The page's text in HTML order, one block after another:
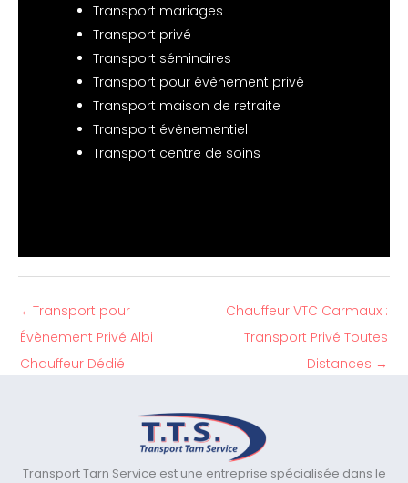
Transport mariages
Transport privé
Transport séminaires
Transport pour évènement privé
Transport maison de retraite
Transport évènementiel
Transport centre de soins
←Transport pour
Évènement Privé Albi :
Chauffeur Dédié
Chauffeur VTC Carmaux :
Transport Privé Toutes
Distances →
Transport Tarn Service est une entreprise spécialisée dans le